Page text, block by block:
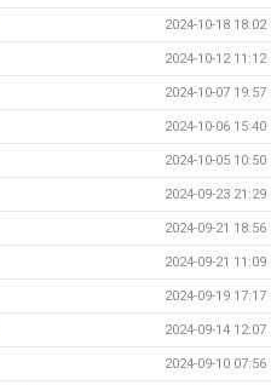
2024-10-18 18:02
2024-10-12 11:12
2024-10-07 19:57
2024-10-06 15:40
2024-10-05 10:50
2024-09-23 21:29
2024-09-21 18:56
2024-09-21 11:09
2024-09-19 17:17
2024-09-14 12:07
2024-09-10 07:56